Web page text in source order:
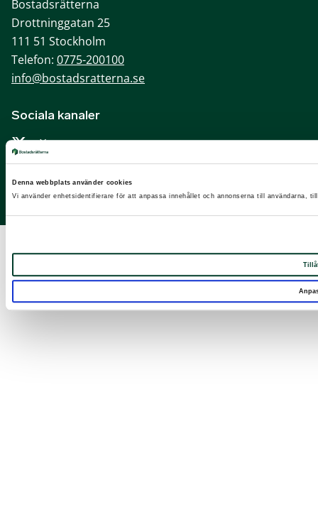
Denna webbplats använder cookies
Vi använder enhetsidentifierare för att anpassa innehållet och annonserna till användarna,
Bostadsrätterna
Drottninggatan 25
111 51 Stockholm
Telefon: 0775-200100
info@bostadsratterna.se
Sociala kanaler
X
Facebook
LinkedIn
Instagram